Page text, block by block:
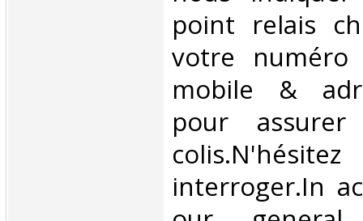
point relais
votre numéro
mobile &
pour
interroger.In